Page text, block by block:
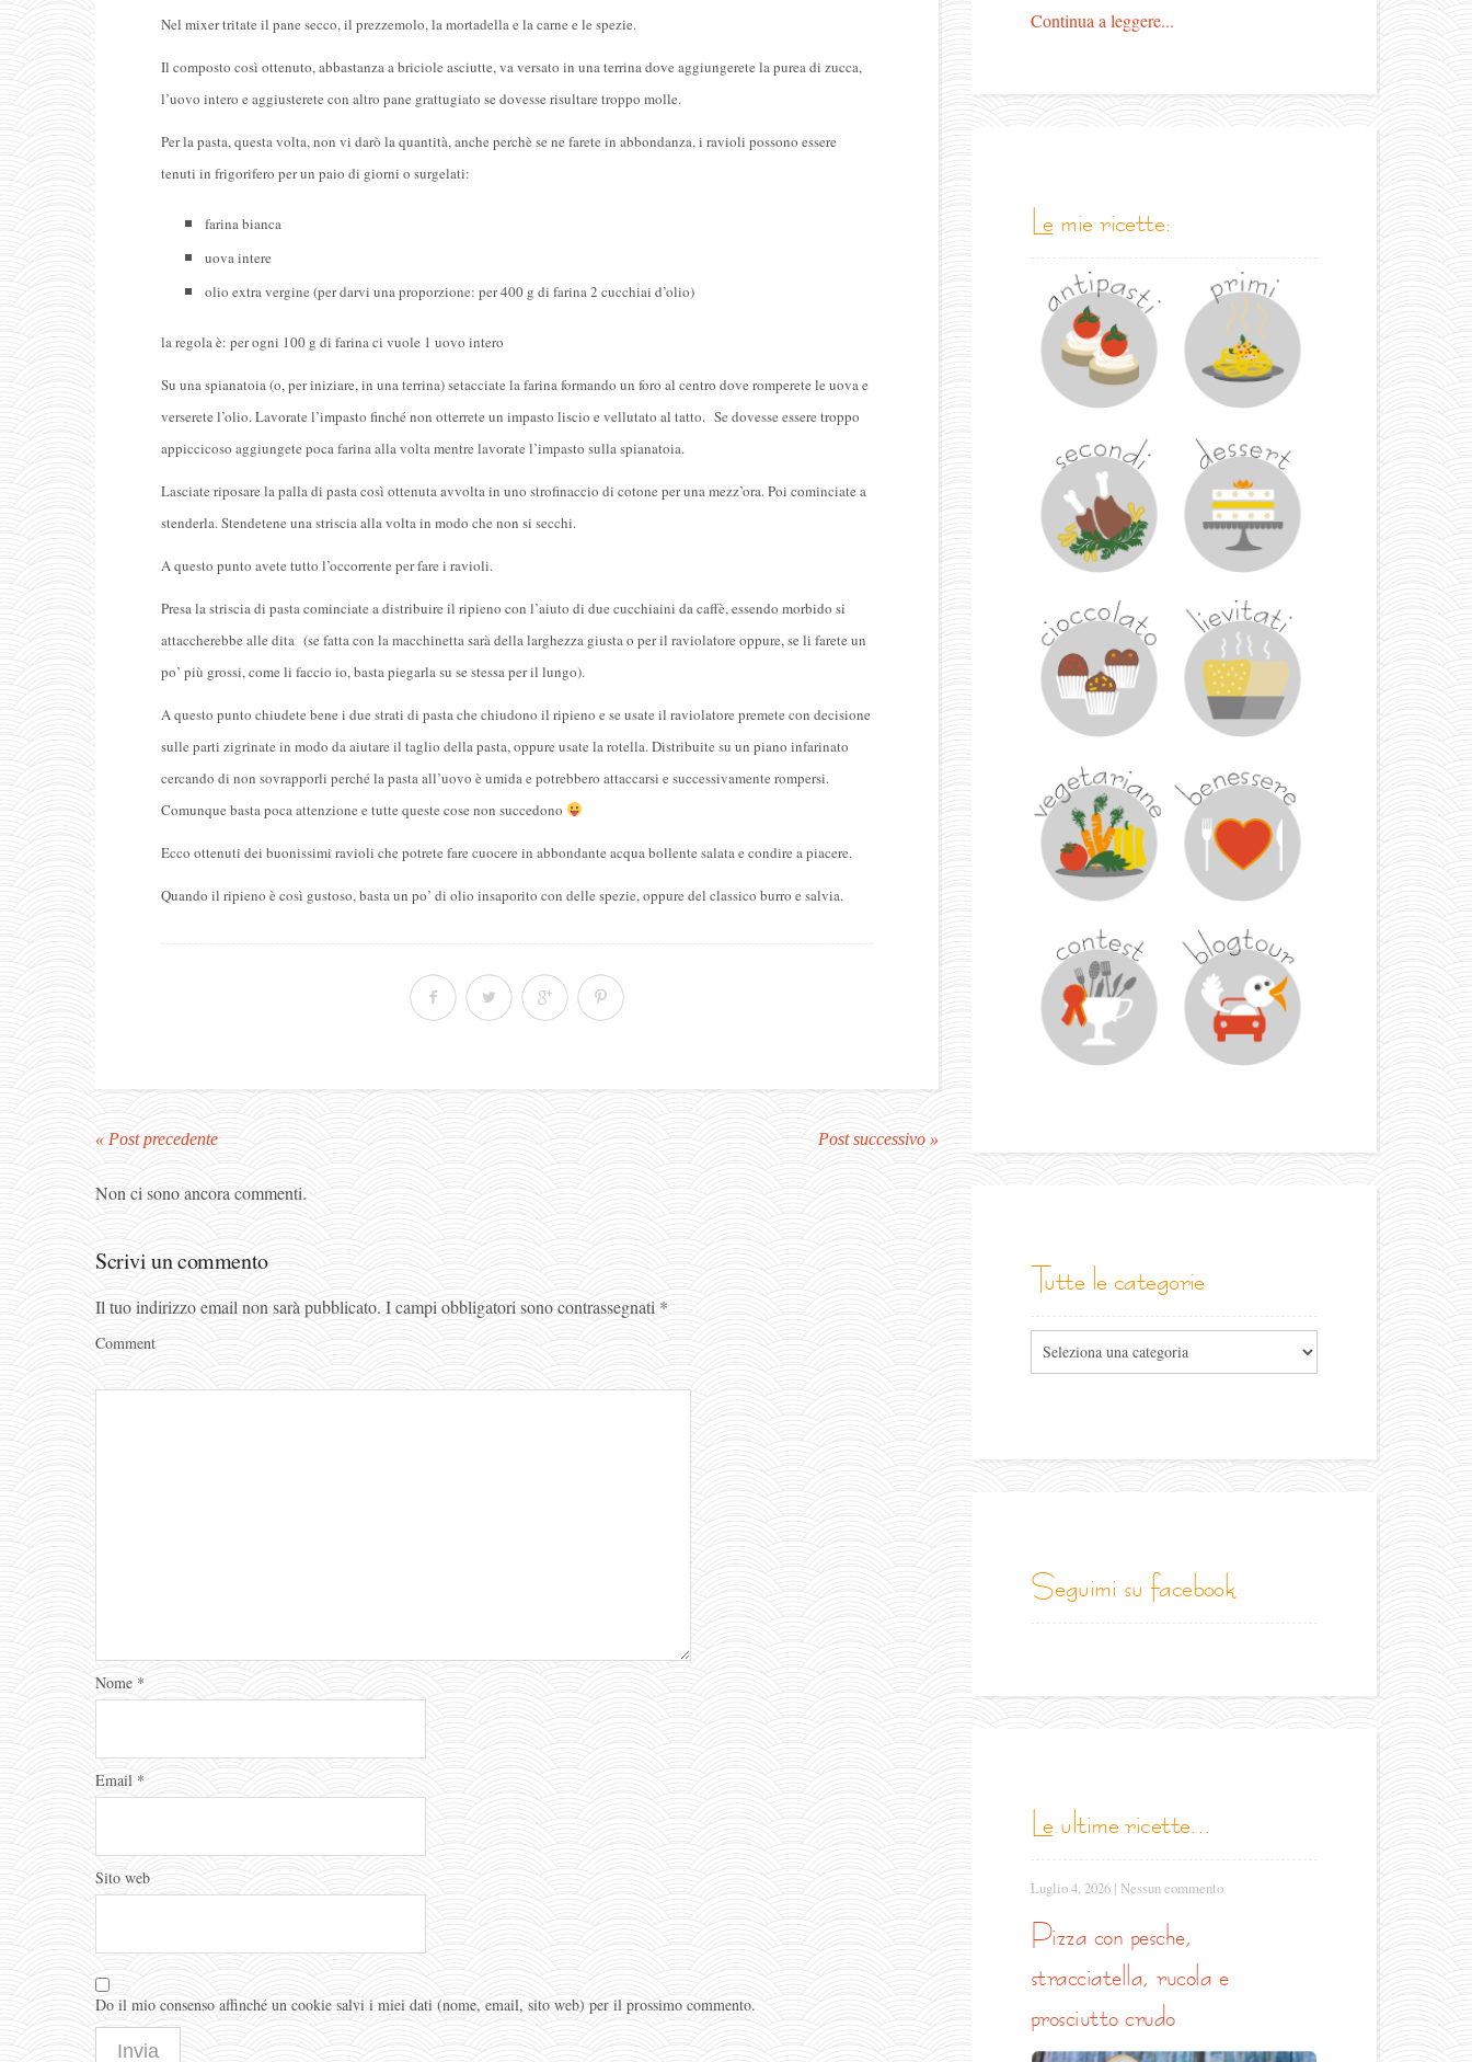
Nel mixer tritate il pane secco, il prezzemolo, la mortadella e la carne e le spezie.
Il composto così ottenuto, abbastanza a briciole asciutte, va versato in una terrina dove aggiungerete la purea di zucca,
l’uovo intero e aggiusterete con altro pane grattugiato se dovesse risultare troppo molle.
Per la pasta, questa volta, non vi darò la quantità, anche perchè se ne farete in abbondanza, i ravioli possono essere
tenuti in frigorifero per un paio di giorni o surgelati:
farina bianca
uova intere
olio extra vergine (per darvi una proporzione: per 400 g di farina 2 cucchiai d’olio)
la regola è: per ogni 100 g di farina ci vuole 1 uovo intero
Su una spianatoia (o, per iniziare, in una terrina) setacciate la farina formando un foro al centro dove romperete le uova e
verserete l’olio. Lavorate l’impasto finché non otterrete un impasto liscio e vellutato al tatto. Se dovesse essere troppo
appiccicoso aggiungete poca farina alla volta mentre lavorate l’impasto sulla spianatoia.
Lasciate riposare la palla di pasta così ottenuta avvolta in uno strofinaccio di cotone per una mezz’ora. Poi cominciate a
stenderla. Stendetene una striscia alla volta in modo che non si secchi.
A questo punto avete tutto l’occorrente per fare i ravioli.
Presa la striscia di pasta cominciate a distribuire il ripieno con l’aiuto di due cucchiaini da caffè, essendo morbido si
attaccherebbe alle dita (se fatta con la macchinetta sarà della larghezza giusta o per il raviolatore oppure, se li farete un
po’ più grossi, come li faccio io, basta piegarla su se stessa per il lungo).
A questo punto chiudete bene i due strati di pasta che chiudono il ripieno e se usate il raviolatore premete con decisione
sulle parti zigrinate in modo da aiutare il taglio della pasta, oppure usate la rotella. Distribuite su un piano infarinato
cercando di non sovrapporli perché la pasta all’uovo è umida e potrebbero attaccarsi e successivamente rompersi.
Comunque basta poca attenzione e tutte queste cose non succedono
Ecco ottenuti dei buonissimi ravioli che potrete fare cuocere in abbondante acqua bollente salata e condire a piacere.
Quando il ripieno è così gustoso, basta un po’ di olio insaporito con delle spezie, oppure del classico burro e salvia.
« Post precedente Post successivo »
Non ci sono ancora commenti.
Scrivi un commento
Il tuo indirizzo email non sarà pubblicato. I campi obbligatori sono contrassegnati *
Comment
Nome *
Email *
Sito web
Do il mio consenso affinché un cookie salvi i miei dati (nome, email, sito web) per il prossimo commento.
Continua a leggere...
le mie ricette:
tutte le categorie
seguimi su facebook
le ultime ricette...
Luglio 4, 2026 | Nessun commento
pizza con pesche,
stracciatella, rucola e
prosciutto crudo